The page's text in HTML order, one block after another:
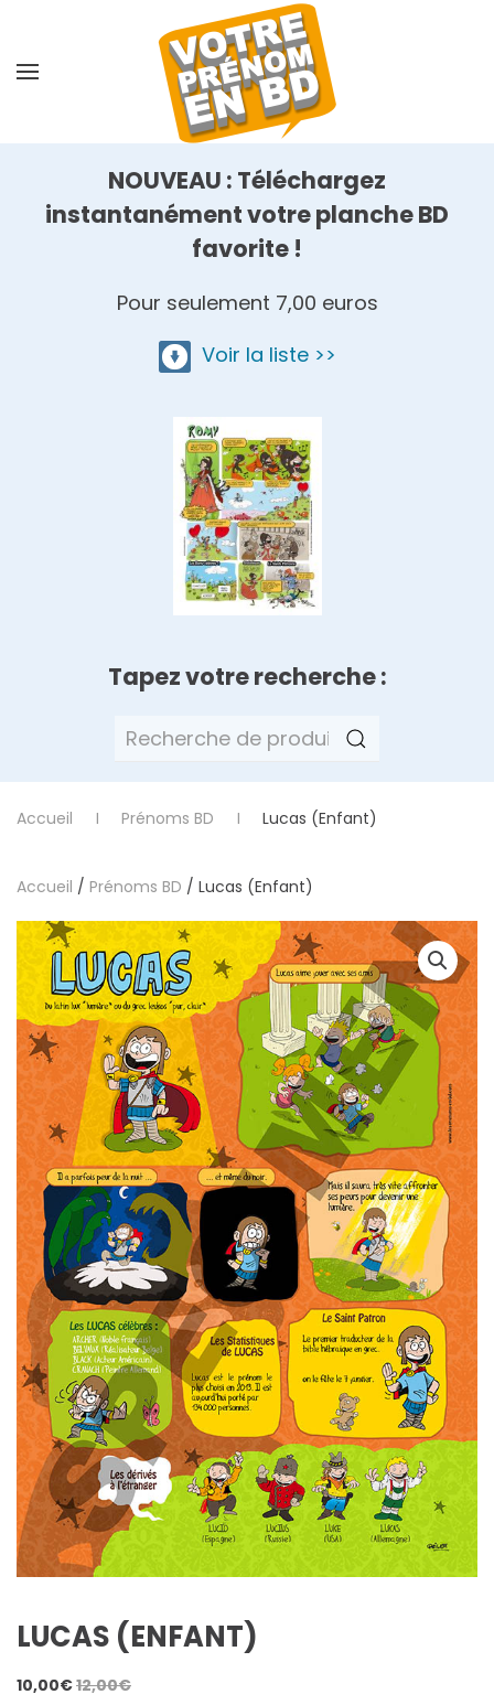
NOUVEAU : Téléchargez
instantanément votre planche BD
favorite !
Pour seulement 7,00 euros
Voir la liste >>
Tapez votre recherche :
Recherche
Accueil Prénoms BD Lucas (Enfant)
Accueil / Prénoms BD / Lucas (Enfant)
LUCAS (ENFANT)
10,00€12,00€